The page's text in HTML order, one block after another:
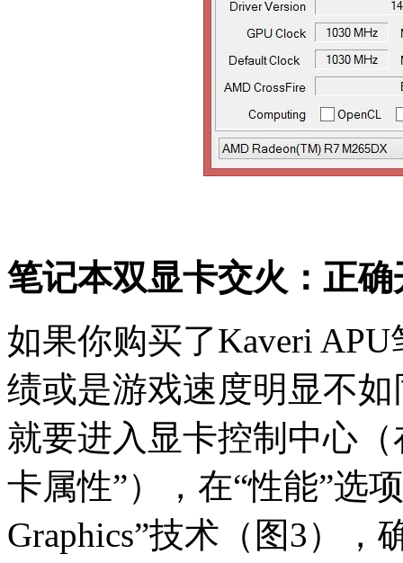
笔记本双显卡交火：正
如果你购买了Kaveri
绩或是游戏速度明显不
就要进入显卡控制中心
卡属性”），在“性能”选
Graphics”技术（图3）